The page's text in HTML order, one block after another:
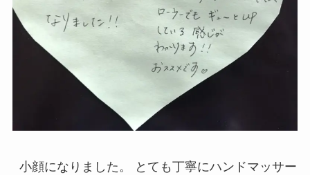
小顔になりました。 とても丁寧にハンドマッサー